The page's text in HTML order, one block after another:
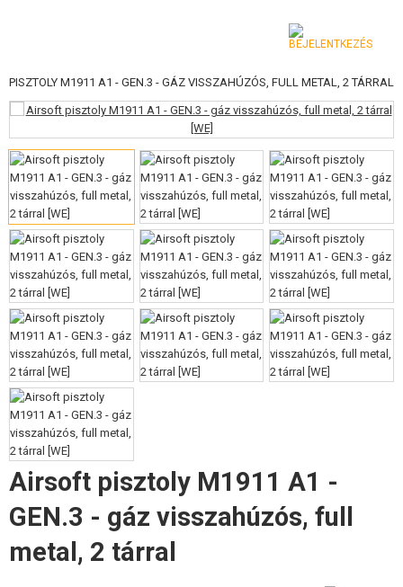
KATEGÓRIA
LÉGFEGYVEREK, CSÚZLIK
GRÁNÁTVETŐK, GRÁNÁTOK
LÖVEDÉK, GÁZ
AKKUMULÁTOROK, TÖLTŐK
TÁRAK
SZEMÜVEGEK, MASZKOK
FELSZERELÉS, EGYENRUHA, TOKOK
ÁLCÁZÁS, FESTÉK, SZALAG
RÁDIÓS, FEJHALLGATÓ, KAMERÁK
KIEGÉSZÍTŐK, HORDSZÍJAK
PISZTOLY M1911 A1 - GEN.3 - GÁZ VISSZAHÚZÓS, FULL METAL, 2 TÁRRAL
Airsoft pisztoly M1911 A1 -
GEN.3 - gáz visszahúzós, full
metal, 2 tárral